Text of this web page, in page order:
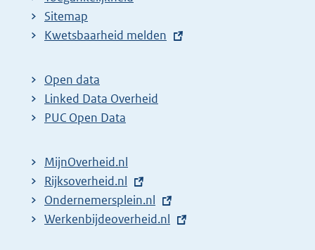
Sitemap
E
t
e
r
l
i
n
k
Kwetsbaarheid melden
Open data
Linked Data Overheid
PUC Open Data
MijnOverheid.nl
E
x
t
Rijksoverheid.nl
E
x
Ondernemersplein.nl
E
Werkenbijdeoverheid.nl